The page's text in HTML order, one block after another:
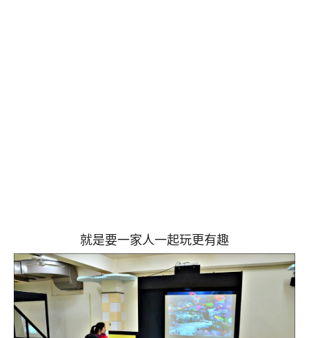
就是要一家人一起玩更有趣